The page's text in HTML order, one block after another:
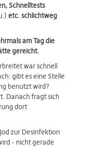
Schnelltests
etc. schlichtweg
am Tag die
gereicht.
war schnell
gibt es eine Stelle
benutzt wird?
Danach fragt sich
dort
zur Desinfektion
- nicht gerade